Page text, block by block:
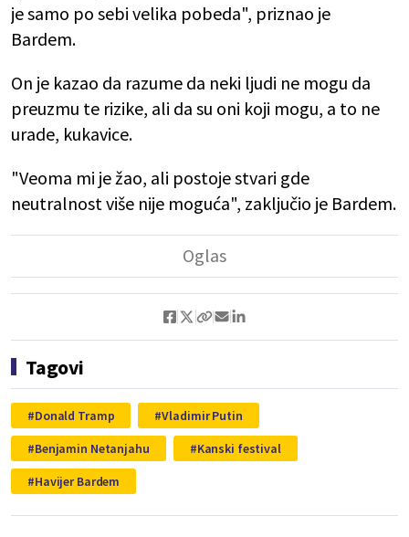
je samo po sebi velika pobeda", priznao je
Bardem.
On je kazao da razume da neki ljudi ne mogu da
preuzmu te rizike, ali da su oni koji mogu, a to ne
urade, kukavice.
"Veoma mi je žao, ali postoje stvari gde
neutralnost više nije moguća", zaključio je Bardem.
Tagovi
Donald Tramp
Vladimir Putin
Benjamin Netanjahu
Kanski festival
Havijer Bardem